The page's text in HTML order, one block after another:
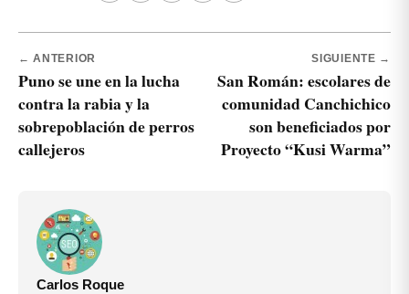
← ANTERIOR
Puno se une en la lucha
contra la rabia y la
sobrepoblación de perros
callejeros
SIGUIENTE →
San Román: escolares de
comunidad Canchichico
son beneficiados por
Proyecto “Kusi Warma”
Carlos Roque